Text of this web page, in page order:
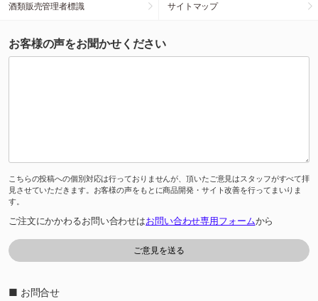
酒類販売管理者標識 サイトマップ
お客様の声をお聞かせください
こちらの投稿への個別対応は行っておりませんが、頂いたご意見はスタッフがすべて拝
見させていただきます。お客様の声をもとに商品開発・サイト改善を行ってまいりま
す。
ご注文にかかわるお問い合わせはお問い合わせ専用フォームから
■ お問合せ